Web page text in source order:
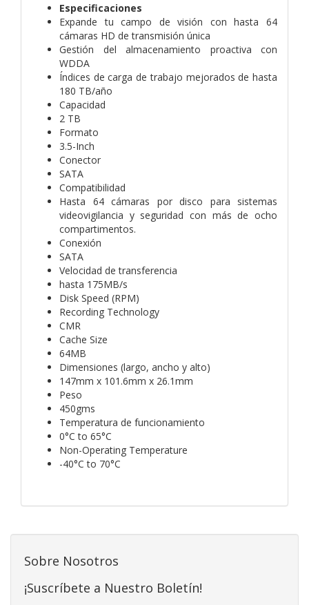
Especificaciones
Expande tu campo de visión con hasta 64
cámaras HD de transmisión única
Gestión del almacenamiento proactiva con
WDDA
Índices de carga de trabajo mejorados de hasta
180 TB/año
Capacidad
2 TB
Formato
3.5-Inch
Conector
SATA
Compatibilidad
Hasta 64 cámaras por disco para sistemas
videovigilancia y seguridad con más de ocho
compartimentos.
Conexión
SATA
Velocidad de transferencia
hasta 175MB/s
Disk Speed (RPM)
Recording Technology
CMR
Cache Size
64MB
Dimensiones (largo, ancho y alto)
147mm x 101.6mm x 26.1mm
Peso
450gms
Temperatura de funcionamiento
0°C to 65°C
Non-Operating Temperature
-40°C to 70°C
Sobre Nosotros
¡Suscríbete a Nuestro Boletín!